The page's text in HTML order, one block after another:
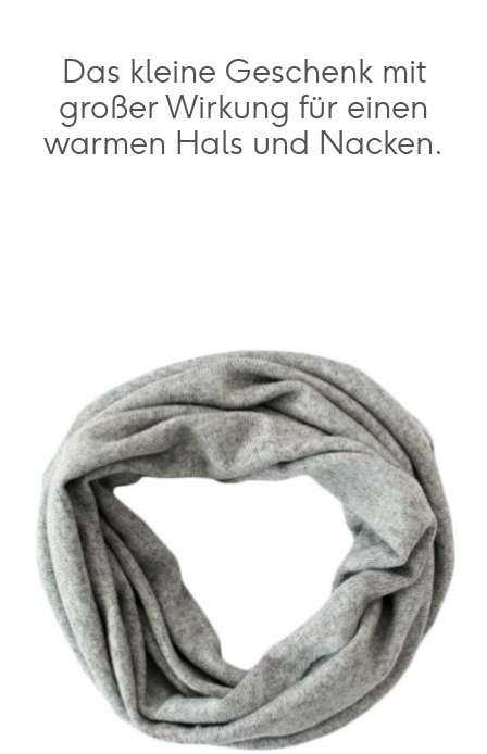
Das kleine Geschenk mit
großer Wirkung für einen
warmen Hals und Nacken.